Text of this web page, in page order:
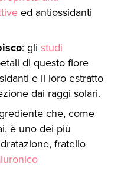
ed antiossidanti
: gli studi
di questo fiore
e il loro estratto
dai raggi solari.
che, come
è uno dei più
fratello